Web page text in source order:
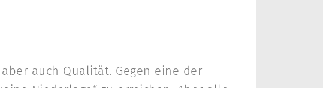
auch Qualität. Gegen eine der